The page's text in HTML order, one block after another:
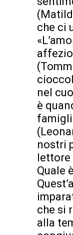
che ci
nel
è
nostri
lettore
Quale
che si
alla